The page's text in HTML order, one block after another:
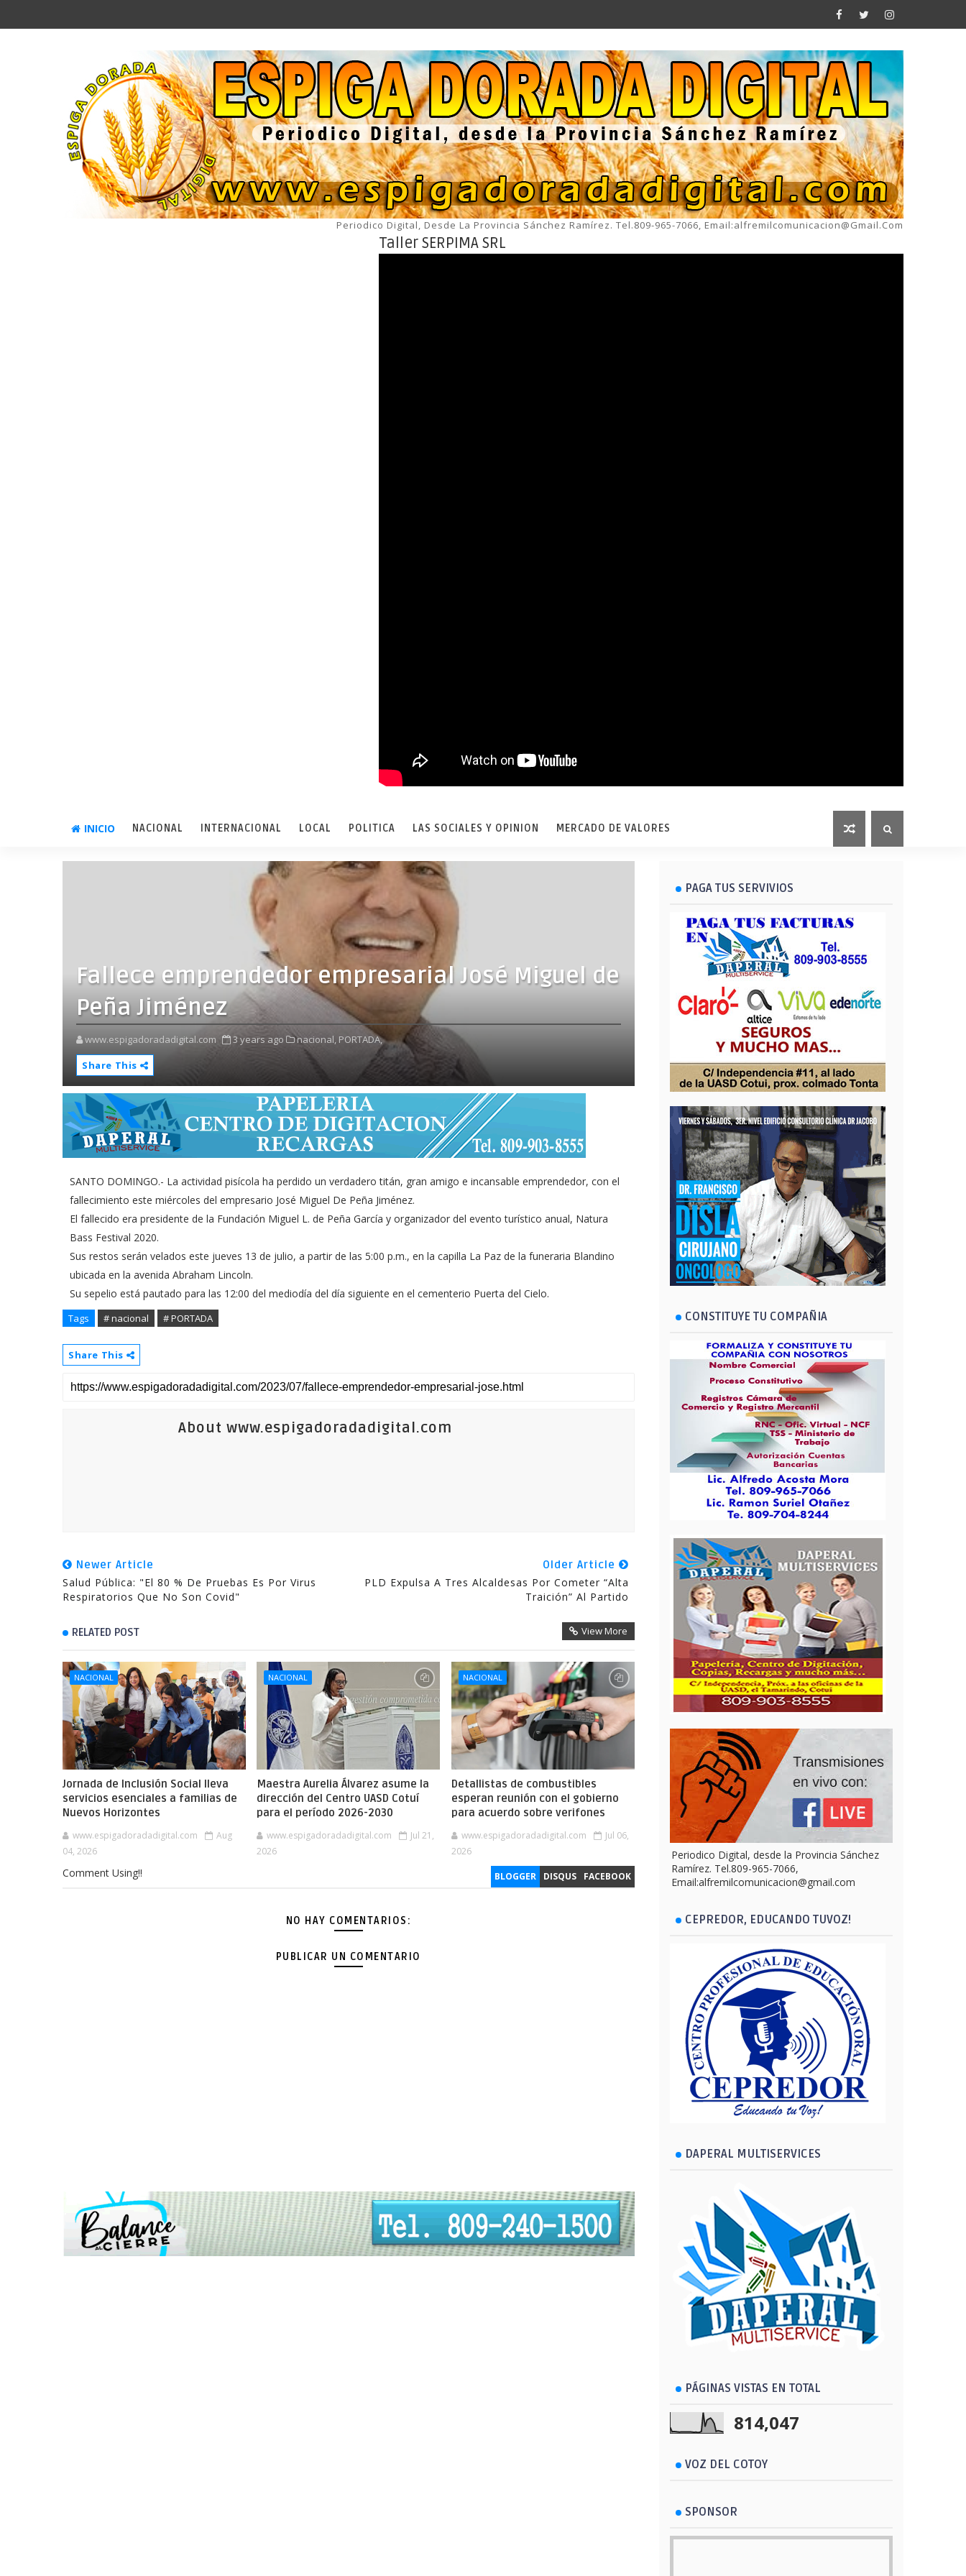
Periodico Digital, Desde La Provincia Sánchez Ramírez. Tel.809-965-7066, Email:alfremilcomunicacion@gmail.com
Taller SERPIMA SRL
INICIO NACIONAL INTERNACIONAL LOCAL POLITICA LAS SOCIALES Y OPINION MERCADO DE VALORES
Fallece emprendedor empresarial José Miguel de
Peña Jiménez
www.espigadoradadigital.com 3 years ago nacional, PORTADA,
Share This
SANTO DOMINGO.- La actividad pisícola ha perdido un verdadero titán, gran amigo e incansable emprendedor, con el
fallecimiento este miércoles del empresario José Miguel De Peña Jiménez.
El fallecido era presidente de la Fundación Miguel L. de Peña García y organizador del evento turístico anual, Natura
Bass Festival 2020.
Sus restos serán velados este jueves 13 de julio, a partir de las 5:00 p.m., en la capilla La Paz de la funeraria Blandino
ubicada en la avenida Abraham Lincoln.
Su sepelio está pautado para las 12:00 del mediodía del día siguiente en el cementerio Puerta del Cielo.
Tags # nacional # PORTADA
Share This
About www.espigadoradadigital.com
Newer Article
Salud Pública: "El 80 % De Pruebas Es Por Virus
Respiratorios Que No Son Covid"
Older Article
PLD Expulsa A Tres Alcaldesas Por Cometer “alta
Traición” Al Partido
RELATED POST View More
NACIONAL
Jornada de Inclusión Social lleva
servicios esenciales a familias de
Nuevos Horizontes
www.espigadoradadigital.com
Aug
04, 2026
NACIONAL
Maestra Aurelia Álvarez asume la
dirección del Centro UASD Cotuí
para el período 2026-2030
www.espigadoradadigital.com
Jul 21,
2026
NACIONAL
Detallistas de combustibles
esperan reunión con el gobierno
para acuerdo sobre verifones
www.espigadoradadigital.com
Jul 06,
2026
BLOGGER DISQUS FACEBOOK
Comment Using!!
NO HAY COMENTARIOS:
PUBLICAR UN COMENTARIO
PAGA TUS SERVIVIOS
CONSTITUYE TU COMPAÑIA
Periodico Digital, desde la Provincia Sánchez
Ramírez. Tel.809-965-7066,
Email:alfremilcomunicacion@gmail.com
CEPREDOR, EDUCANDO TUVOZ!
DAPERAL MULTISERVICES
PÁGINAS VISTAS EN TOTAL
814,047
VOZ DEL COTOY
SPONSOR